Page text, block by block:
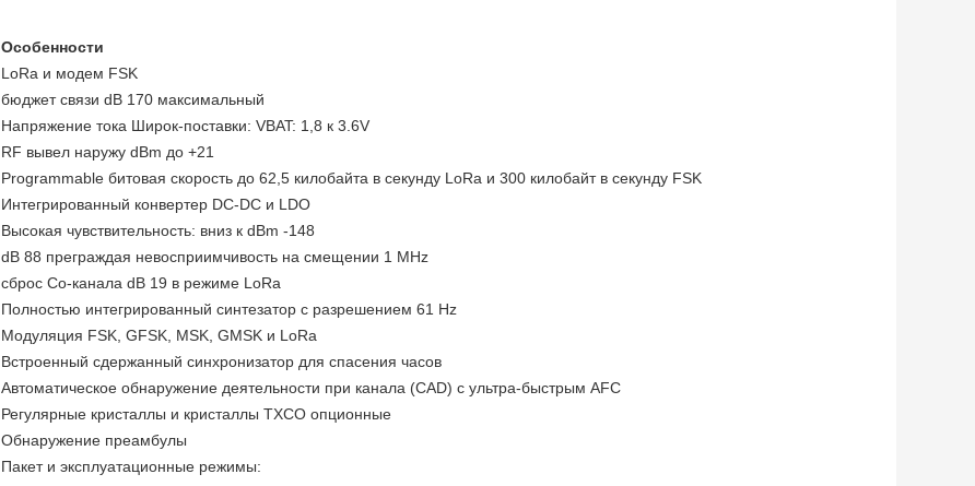
Особенности
LoRa и модем FSK
бюджет связи dB 170 максимальный
Напряжение тока Широк-поставки: VBAT: 1,8 к 3.6V
RF вывел наружу dBm до +21
Programmable битовая скорость до 62,5 килобайта в секунду LoRa и 300 килобайт в секунду FSK
Интегрированный конвертер DC-DC и LDO
Высокая чувствительность: вниз к dBm -148
dB 88 преграждая невосприимчивость на смещении 1 MHz
сброс Со-канала dB 19 в режиме LoRa
Полностью интегрированный синтезатор с разрешением 61 Hz
Модуляция FSK, GFSK, MSK, GMSK и LoRa
Встроенный сдержанный синхронизатор для спасения часов
Автоматическое обнаружение деятельности при канала (CAD) с ультра-быстрым AFC
Регулярные кристаллы и кристаллы TXCO опционные
Обнаружение преамбулы
Пакет и эксплуатационные режимы: